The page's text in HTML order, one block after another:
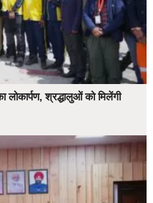
लोकार्पण, श्रद्धालुओं को मिलेंगी